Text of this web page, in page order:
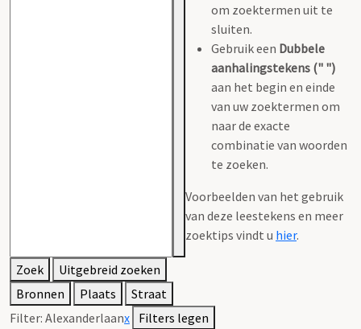
om zoektermen uit te
sluiten.
Gebruik een Dubbele
aanhalingstekens (" ")
aan het begin en einde
van uw zoektermen om
naar de exacte
combinatie van woorden
te zoeken.
Voorbeelden van het gebruik
van deze leestekens en meer
zoektips vindt u hier.
Zoek
Uitgebreid zoeken
Bronnen
Plaats
Straat
Filter: Alexanderlaanx Filters legen